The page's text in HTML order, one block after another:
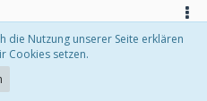
Du schreibst IMMER
die Nutzung unserer Seite erklären
Cookies setzen.